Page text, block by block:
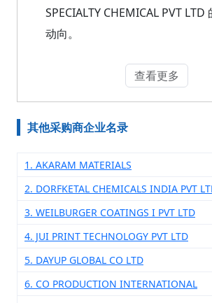
SPECIALTY CHEMICAL PVT LTD
动向。
查看更多
其他采购商企业名录
1. AKARAM MATERIALS
2. DORFKETAL CHEMICALS INDIA PVT
3. WEILBURGER COATINGS I PVT LTD
4. JUI PRINT TECHNOLOGY PVT LTD
5. DAYUP GLOBAL CO LTD
6. CO PRODUCTION INTERNATIONAL